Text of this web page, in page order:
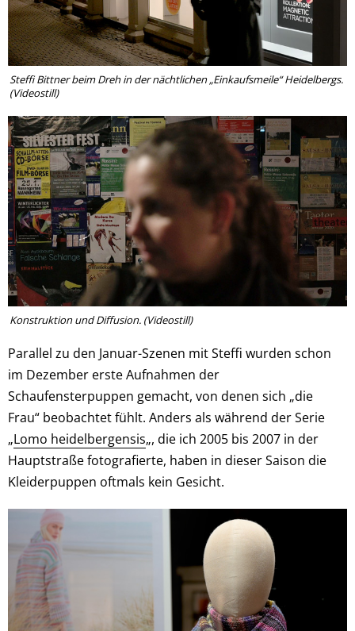
Steffi Bittner beim Dreh in der nächtlichen „Einkaufsmeile“ Heidelbergs.
(Videostill)
Konstruktion und Diffusion. (Videostill)
Parallel zu den Januar-Szenen mit Steffi wurden schon
im Dezember erste Aufnahmen der
Schaufensterpuppen gemacht, von denen sich „die
Frau“ beobachtet fühlt. Anders als während der Serie
„Lomo heidelbergensis„, die ich 2005 bis 2007 in der
Hauptstraße fotografierte, haben in dieser Saison die
Kleiderpuppen oftmals kein Gesicht.